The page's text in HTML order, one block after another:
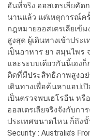
อันที่จริง ออสเตรเลียคั
นานแล้ว แต่เหตุการณ์ค
กฎหมายออสเตรเลียเข้
สูงสุด ผู้เดินทางเข้าประ
เป็นอาหาร ยา สมุนไพ
และระบบเดียวกันนี้เอง
ติดที่มีประสิทธิภาพสูงอย่
เดินทางเพื่อค้นหาแอปเ
เป็นตรวจพบเฮโรอีน ห
ออสเตรเลียจริงจังกับก
ประเทศขนาดไหน ก็ถึงขั้
Security : Australia’s